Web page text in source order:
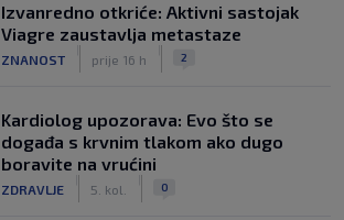
Izvanredno otkriće: Aktivni sastojak
Viagre zaustavlja metastaze
ZNANOST prije 16 h 2
Kardiolog upozorava: Evo što se
događa s krvnim tlakom ako dugo
boravite na vrućini
ZDRAVLJE 5. kol. 0